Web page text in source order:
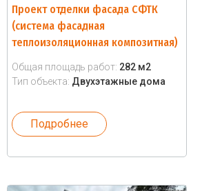
Проект отделки фасада СФТК
(система фасадная
теплоизоляционная композитная)
Общая площадь работ: 282 м2
Тип объекта: Двухэтажные дома
Подробнее